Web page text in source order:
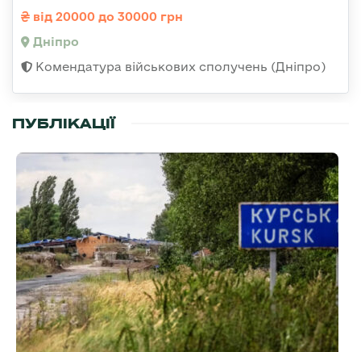
від 20000 до 30000 грн
Дніпро
Комендатура військових сполучень (Дніпро)
ПУБЛІКАЦІЇ